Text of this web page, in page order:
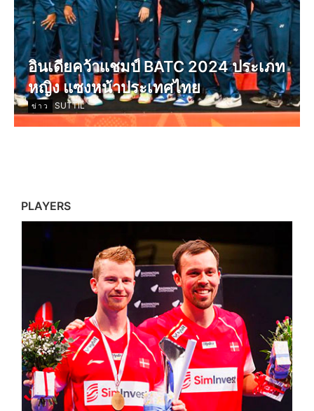
อินเดียคว้าแชมป์ BATC 2024 ประเภท
หญิง แซงหน้าประเทศไทย
ข่าว SUTTIL
PLAYERS